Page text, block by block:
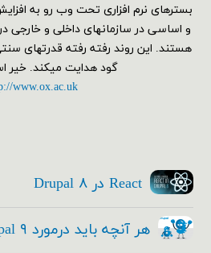
بسترهای نرم افزاری تحت وب رو به
و اساسی در سازمانهای داخلی و خارجی
گود هدایت میکند. خیر
www.ox.ac.uk
React در Drupal ۸
هر آنچه باید درمورد Drupal ۹ بدانید